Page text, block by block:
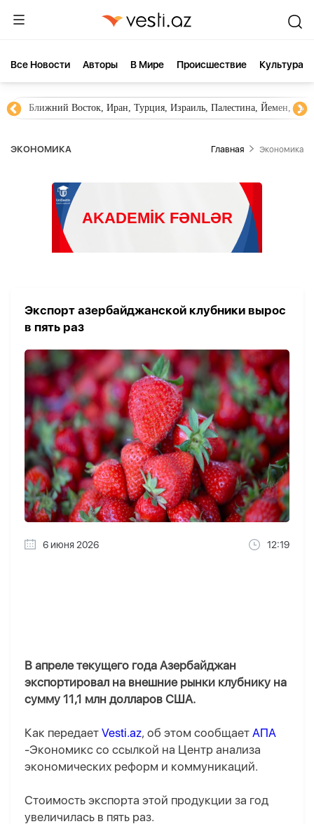
Все Новости Aвторы В Мире Происшествие Культура
Ближний Восток, Иран, Турция, Израиль, Палестина, Йемен,
ЭКОНОМИКА Главная Экономика
Экспорт азербайджанской клубники вырос
в пять раз
6 июня 2026 12:19
В апреле текущего года Азербайджан
экспортировал на внешние рынки клубнику на
сумму 11,1 млн долларов США.
Как передает Vesti.az, об этом сообщает АПА
-Экономикс со ссылкой на Центр анализа
экономических реформ и коммуникаций.
Стоимость экспорта этой продукции за год
увеличилась в пять раз.